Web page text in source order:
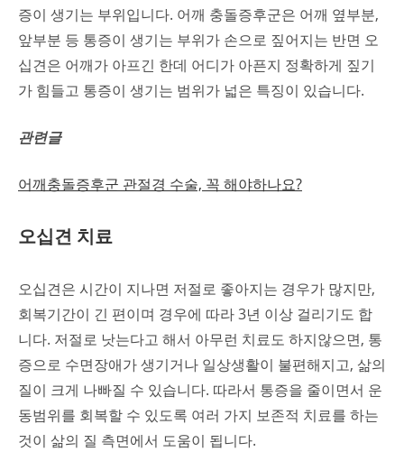
증이 생기는 부위입니다. 어깨 충돌증후군은 어깨 옆부분,
앞부분 등 통증이 생기는 부위가 손으로 짚어지는 반면 오
십견은 어깨가 아프긴 한데 어디가 아픈지 정확하게 짚기
가 힘들고 통증이 생기는 범위가 넓은 특징이 있습니다.
관련글
어깨충돌증후군 관절경 수술, 꼭 해야하나요?
오십견 치료
오십견은 시간이 지나면 저절로 좋아지는 경우가 많지만,
회복기간이 긴 편이며 경우에 따라 3년 이상 걸리기도 합
니다. 저절로 낫는다고 해서 아무런 치료도 하지않으면, 통
증으로 수면장애가 생기거나 일상생활이 불편해지고, 삶의
질이 크게 나빠질 수 있습니다. 따라서 통증을 줄이면서 운
동범위를 회복할 수 있도록 여러 가지 보존적 치료를 하는
것이 삶의 질 측면에서 도움이 됩니다.